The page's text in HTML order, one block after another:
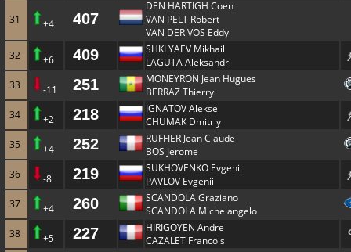
31 +4 407
DEN HARTIGH Coen
VAN PELT Robert
VAN DER VOS Eddy
32
+6 409
SHKLYAEV Mikhail
LAGUTA Aleksandr
33
-11 251
MONEYRON Jean Hugues
BERRAZ Thierry
34
+2 218
IGNATOV Aleksei
CHUMAK Dmitriy
35
+4 252
RUFFIER Jean Claude
BOS Jerome
36
-8 219
SUKHOVENKO Evgenii
PAVLOV Evgenii
37
+4 260
SCANDOLA Graziano
SCANDOLA Michelangelo
38
+5 227
HIRIGOYEN Andre
CAZALET Francois